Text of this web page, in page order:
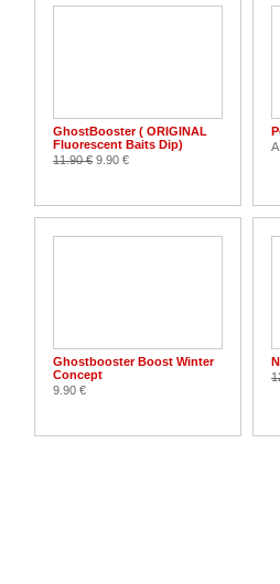
GhostBooster ( ORIGINAL
Fluorescent Baits Dip)
11.90 € 9.90 €
Ghostbooster Boost Winter
Concept
9.90 €